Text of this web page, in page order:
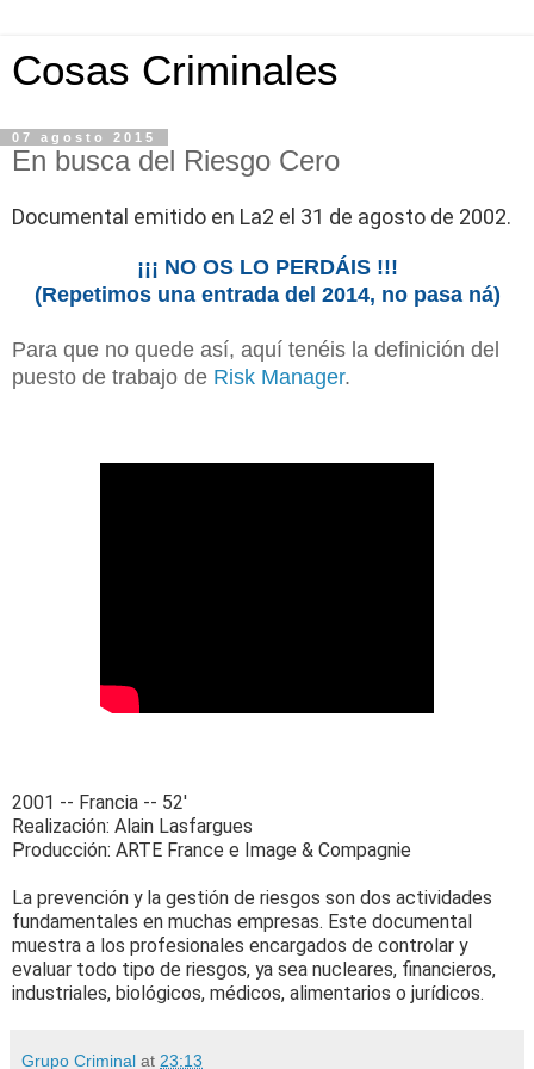
Cosas Criminales
07 agosto 2015
En busca del Riesgo Cero
Documental emitido en La2 el 31 de agosto de 2002.
¡¡¡ NO OS LO PERDÁIS !!!
(Repetimos una entrada del 2014, no pasa ná)
Para que no quede así, aquí tenéis la definición del
puesto de trabajo de Risk Manager.
2001 -- Francia -- 52'
Realización: Alain Lasfargues
Producción: ARTE France e Image & Compagnie
La prevención y la gestión de riesgos son dos actividades
fundamentales en muchas empresas. Este documental
muestra a los profesionales encargados de controlar y
evaluar todo tipo de riesgos, ya sea nucleares, financieros,
industriales, biológicos, médicos, alimentarios o jurídicos.
Grupo Criminal at 23:13